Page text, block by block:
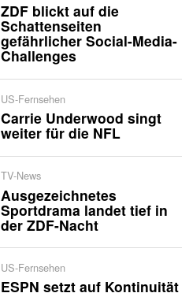
ZDF blickt auf die
Schattenseiten
gefährlicher Social-Media-
Challenges
US-Fernsehen
Carrie Underwood singt
weiter für die NFL
TV-News
Ausgezeichnetes
Sportdrama landet tief in
der ZDF-Nacht
US-Fernsehen
ESPN setzt auf Kontinuität